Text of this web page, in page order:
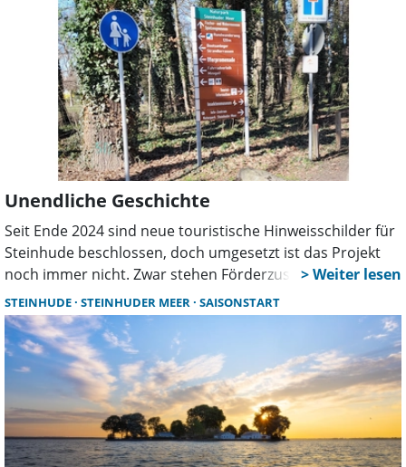
Unendliche Geschichte
Seit Ende 2024 sind neue touristische Hinweisschilder für
Steinhude beschlossen, doch umgesetzt ist das Projekt
noch immer nicht. Zwar stehen Förderzusagen in
Aussicht, der entscheidende Bescheid fehlt aber. Damit
beginnt die Saison erneut ohne Wegweiser.
STEINHUDE STEINHUDER MEER SAISONSTART